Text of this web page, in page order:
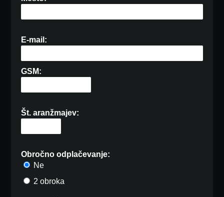
E-mail:
GSM:
Št. aranžmajev:
Obročno odplačevanje:
Ne
2 obroka